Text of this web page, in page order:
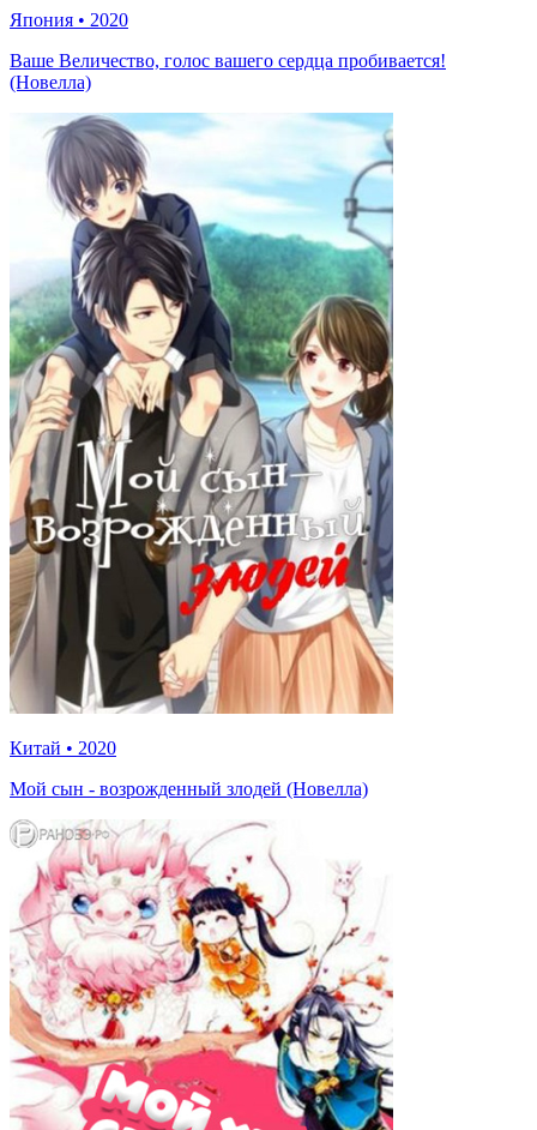
Япония • 2020
Ваше Величество, голос вашего сердца пробивается!
(Новелла)
Китай • 2020
Мой сын - возрожденный злодей (Новелла)